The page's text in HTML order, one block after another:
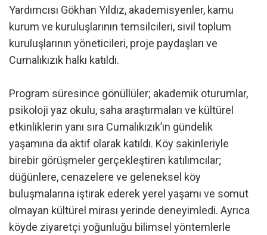
Yardımcısı Gökhan Yıldız, akademisyenler, kamu
kurum ve kuruluşlarının temsilcileri, sivil toplum
kuruluşlarının yöneticileri, proje paydaşları ve
Cumalıkızık halkı katıldı.
Program süresince gönüllüler; akademik oturumlar,
psikoloji yaz okulu, saha araştırmaları ve kültürel
etkinliklerin yanı sıra Cumalıkızık’ın gündelik
yaşamına da aktif olarak katıldı. Köy sakinleriyle
birebir görüşmeler gerçekleştiren katılımcılar;
düğünlere, cenazelere ve geleneksel köy
buluşmalarına iştirak ederek yerel yaşamı ve somut
olmayan kültürel mirası yerinde deneyimledi. Ayrıca
köyde ziyaretçi yoğunluğu bilimsel yöntemlerle